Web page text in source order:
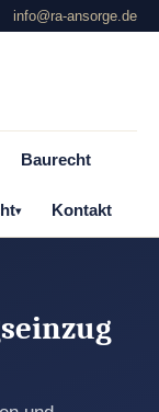
info@ra-ansorge.de
Baurecht
▾ Kontakt